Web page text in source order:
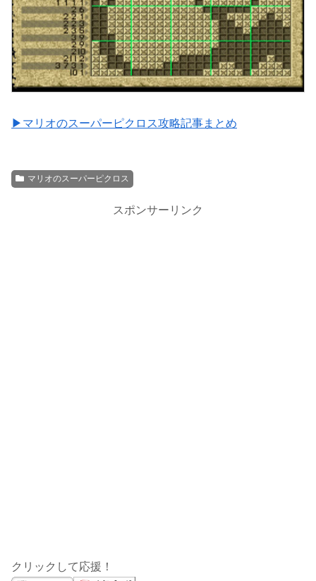
▶マリオのスーパーピクロス攻略記事まとめ
マリオのスーパーピクロス
スポンサーリンク
クリックして応援！